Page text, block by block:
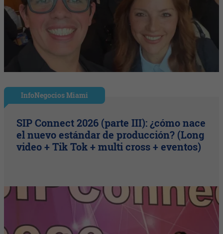
InfoNegocios Miami
SIP Connect 2026 (parte III): ¿cómo nace
el nuevo estándar de producción? (Long
video + Tik Tok + multi cross + eventos)